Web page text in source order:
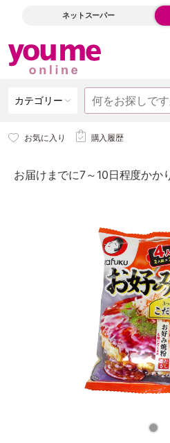
ネットスーパー
カテゴリー
お気に入り 購入履歴
お届けまでに7～10日程度かか